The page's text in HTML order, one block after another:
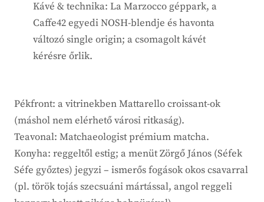
Kávé & technika: La Marzocco géppark, a
Caffe42 egyedi NOSH-blendje és havonta
változó single origin; a csomagolt kávét
kérésre őrlik.
Pékfront: a vitrinekben Mattarello croissant-ok
(máshol nem elérhető városi ritkaság).
Teavonal: Matchaeologist prémium matcha.
Konyha: reggeltől estig; a menüt Zörgő János (Séfek
Séfe győztes) jegyzi – ismerős fogások okos csavarral
(pl. török tojás szecsuáni mártással, angol reggeli